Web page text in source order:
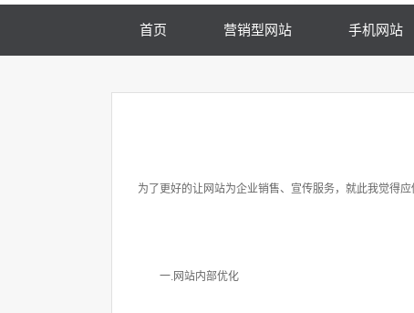
首页 营销型网站 手机网站
为了更好的让网站为企业销售、宣传服务，就此我觉得应
一.网站内部优化